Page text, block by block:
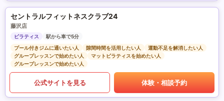
セントラルフィットネスクラブ24
藤沢店
ピラティス
駅から車で5分
プール付きジムに通いたい人
隙間時間を活用したい人
運動不足を解消したい人
グループレッスンで始めたい人
マットピラティスを始めたい人
グループレッスンで始めたい人
公式サイトを見る 体験・相談予約